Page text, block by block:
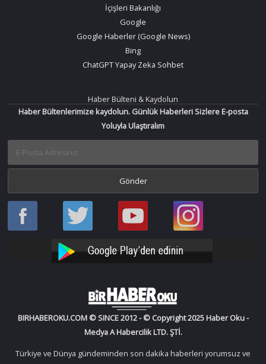
İçişleri Bakanlığı
Google
Google Haberler (Google News)
Bing
ChatGPT Yapay Zeka Sohbet
Haber Bülteni & Kaydolun
Haber Bültenlerimize kaydolun. Günlük Haberleri Sizlere E-posta
Yoluyla Ulaştıralım
Haber
Oku
Haber
Oku
Bir
Haber
YouTube
Bir
Haber
Instagram
BIRHABEROKU.COM © SINCE 2012 - © Copyright 2025 Haber Oku -
Medya A Habercilik LTD. ŞTİ.
Türkiye ve Dünya gündeminden son dakika haberleri yorumsuz ve